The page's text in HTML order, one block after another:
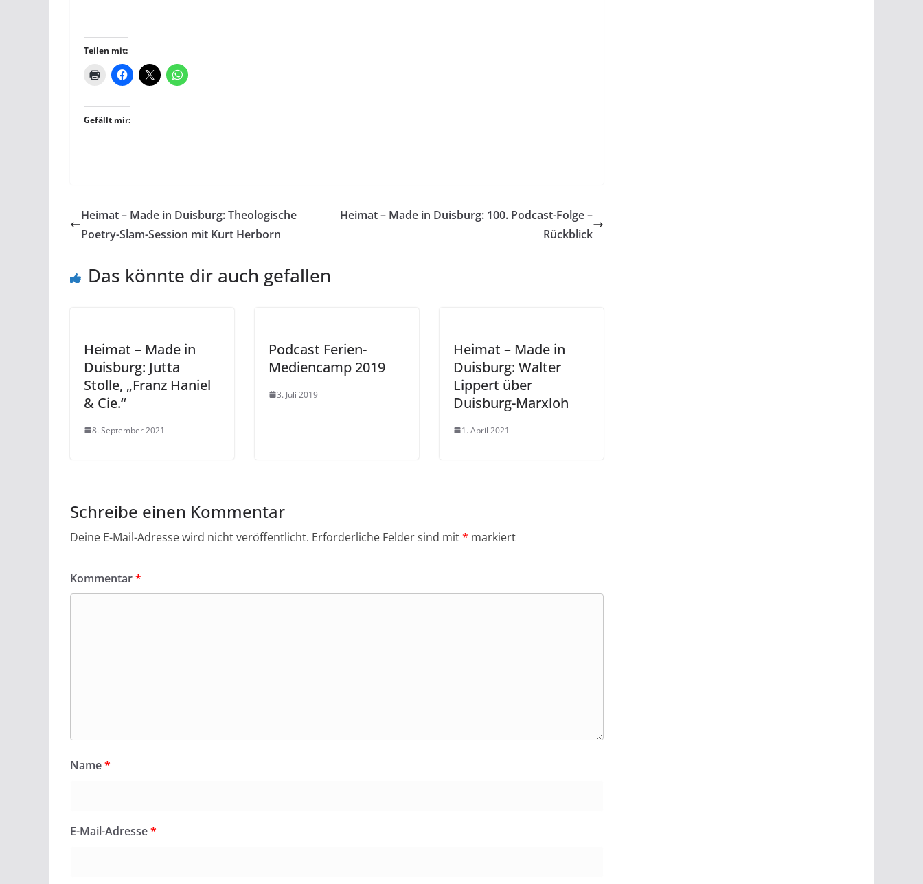
Teilen mit:
Gefällt mir:
Heimat – Made in Duisburg: Theologische
Poetry-Slam-Session mit Kurt Herborn
Heimat – Made in Duisburg: 100. Podcast-Folge –
Rückblick
Das könnte dir auch gefallen
Heimat – Made in
Duisburg: Jutta
Stolle, „Franz Haniel
& Cie.“
8. September 2021
Podcast Ferien-
Mediencamp 2019
3. Juli 2019
Heimat – Made in
Duisburg: Walter
Lippert über
Duisburg-Marxloh
1. April 2021
Schreibe einen Kommentar
Deine E-Mail-Adresse wird nicht veröffentlicht. Erforderliche Felder sind mit* markiert
Kommentar*
Name*
E-Mail-Adresse*